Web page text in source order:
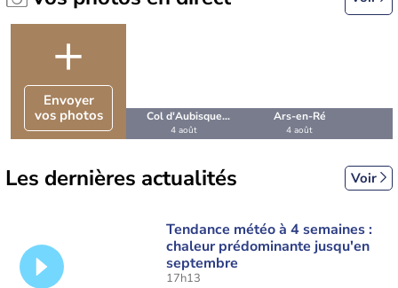
+
Envoyer
vos photos
Col d'Aubisque
(Pyrénées-
4 août
Ars-en-Ré
4 août
Les dernières actualités Voir
Tendance météo à 4 semaines :
chaleur prédominante jusqu'en
septembre
17h13